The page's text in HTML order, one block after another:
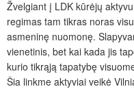
Žvelgiant į LDK kūrėjų
regimas tam tikras noras
asmeninę nuomonę.
vienetinis, bet kai kada jis
kurio tikrąją tapatybę
Šia linkme aktyviai veikė